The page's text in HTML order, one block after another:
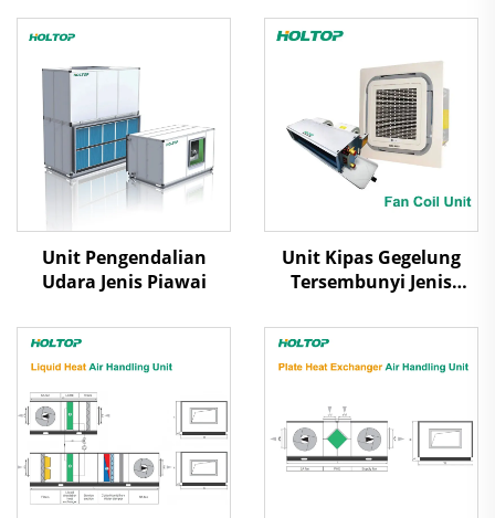
Unit Pengendalian
Udara Jenis Piawai
Unit Kipas Gegelung
Tersembunyi Jenis